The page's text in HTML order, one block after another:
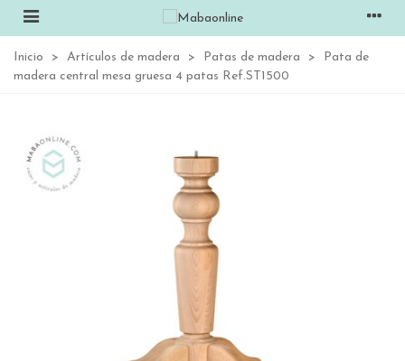
Inicio > Artículos de madera > Patas de madera >
Pata de
madera central mesa gruesa 4 patas Ref.ST1500